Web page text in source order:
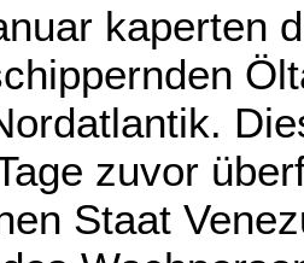
kaperten
zuvor
Staat